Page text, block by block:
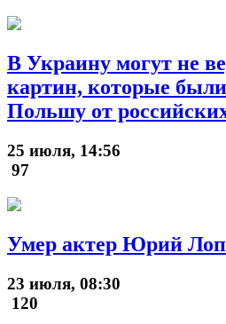
В Украину могут не
картин, которые
Польшу от
25 июля, 14:56
97
Умер актер Юрий
23 июля, 08:30
120